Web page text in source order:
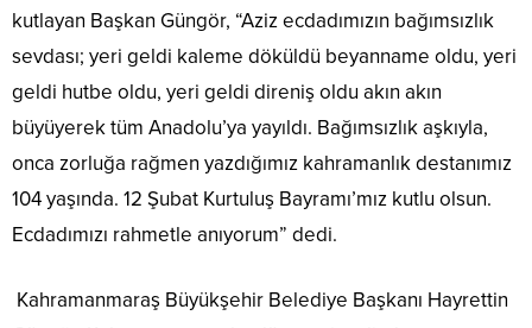
kutlayan Başkan Güngör, “Aziz ecdadımızın bağımsızlık
sevdası; yeri geldi kaleme döküldü beyanname oldu, yeri
geldi hutbe oldu, yeri geldi direniş oldu akın akın
büyüyerek tüm Anadolu’ya yayıldı. Bağımsızlık aşkıyla,
onca zorluğa rağmen yazdığımız kahramanlık destanımız
104 yaşında. 12 Şubat Kurtuluş Bayramı’mız kutlu olsun.
Ecdadımızı rahmetle anıyorum” dedi.
Kahramanmaraş Büyükşehir Belediye Başkanı Hayrettin